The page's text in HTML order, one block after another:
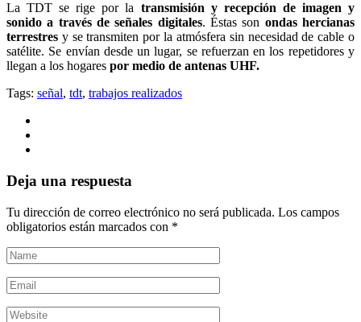
La TDT se rige por la transmisión y recepción de imagen y
sonido a través de señales digitales. Éstas son ondas hercianas
terrestres y se transmiten por la atmósfera sin necesidad de cable o
satélite. Se envían desde un lugar, se refuerzan en los repetidores y
llegan a los hogares por medio de antenas UHF.
Tags: señal, tdt, trabajos realizados
Deja una respuesta
Tu dirección de correo electrónico no será publicada. Los campos
obligatorios están marcados con *